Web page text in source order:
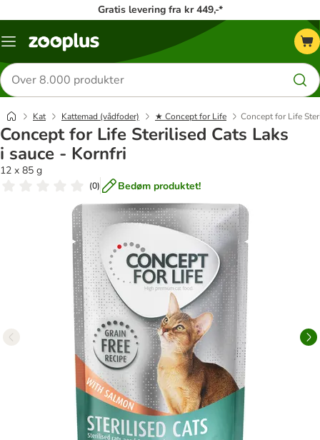
Gratis levering fra kr 449,-*
Menu
Søg
efter
produkter
Kat Kattemad (vådfoder) ★ Concept for Life Concept for Life
Concept for Life Sterilised Cats Laks
i sauce - Kornfri
12 x 85 g
(0) Bedøm produktet!